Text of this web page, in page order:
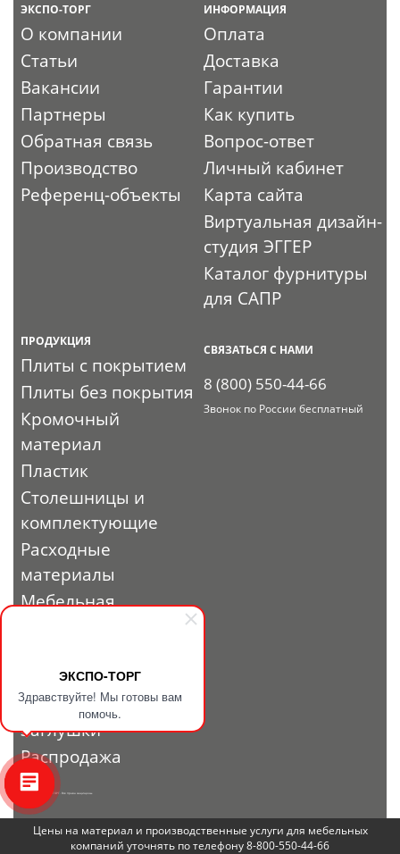
ЭКСПО-ТОРГ
Здравствуйте! Мы готовы вам
помочь.
ЭКСПО-ТОРГ
О компании
Статьи
Вакансии
Партнеры
Обратная связь
Производство
Референц-объекты
ИНФОРМАЦИЯ
Оплата
Доставка
Гарантии
Как купить
Вопрос-ответ
Личный кабинет
Карта сайта
Виртуальная дизайн-
студия ЭГГЕР
Каталог фурнитуры
для САПР
ПРОДУКЦИЯ
Плиты с покрытием
Плиты без покрытия
Кромочный
материал
Пластик
Столешницы и
комплектующие
Расходные
материалы
Мебельная
профиль и
фурнитура
Заглушки
Распродажа
СВЯЗАТЬСЯ С НАМИ
8 (800) 550-44-66
Звонок по России бесплатный
© 2010 - 2026. ЭКСПО-ТОРГ. Все права защищены.
Цены на материал и производственные услуги для мебельных
компаний уточнять по телефону 8-800-550-44-66